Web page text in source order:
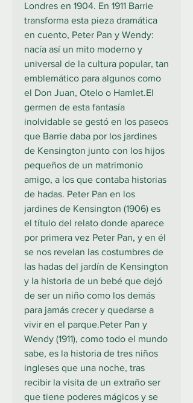
Londres en 1904. En 1911 Barrie
transforma esta pieza dramática
en cuento, Peter Pan y Wendy:
nacía así un mito moderno y
universal de la cultura popular, tan
emblemático para algunos como
el Don Juan, Otelo o Hamlet.El
germen de esta fantasía
inolvidable se gestó en los paseos
que Barrie daba por los jardines
de Kensington junto con los hijos
pequeños de un matrimonio
amigo, a los que contaba historias
de hadas. Peter Pan en los
jardines de Kensington (1906) es
el título del relato donde aparece
por primera vez Peter Pan, y en él
se nos revelan las costumbres de
las hadas del jardín de Kensington
y la historia de un bebé que dejó
de ser un niño como los demás
para jamás crecer y quedarse a
vivir en el parque.Peter Pan y
Wendy (1911), como todo el mundo
sabe, es la historia de tres niños
ingleses que una noche, tras
recibir la visita de un extraño ser
que tiene poderes mágicos y se